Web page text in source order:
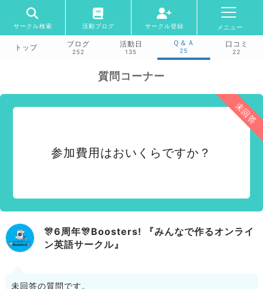
サークル検索 活動ブログ サークル登録 メニュー
トップ ブログ
252
活動日
135
Ｑ＆Ａ
25
口コミ
22
質問コーナー
未回答
参加費用はおいくらですか？
🎊6周年🎊Boosters! 『みんなで作るオンライ
ン英語サークル』
未回答の質問です。